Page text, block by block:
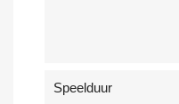
Speelduur